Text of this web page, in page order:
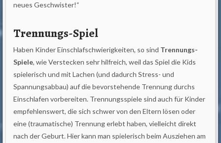
neues Geschwister!“
Trennungs-Spiel
Haben Kinder Einschlafschwierigkeiten, so sind Trennungs-
Spiele, wie Verstecken sehr hilfreich, weil das Spiel die Kids
spielerisch und mit Lachen (und dadurch Stress- und
Spannungsabbau) auf die bevorstehende Trennung durchs
Einschlafen vorbereiten. Trennungsspiele sind auch für Kinder
empfehlenswert, die sich schwer von den Eltern lösen oder
eine (traumatische) Trennung erlebt haben, vielleicht direkt
nach der Geburt. Hier kann man spielerisch beim Ausziehen am